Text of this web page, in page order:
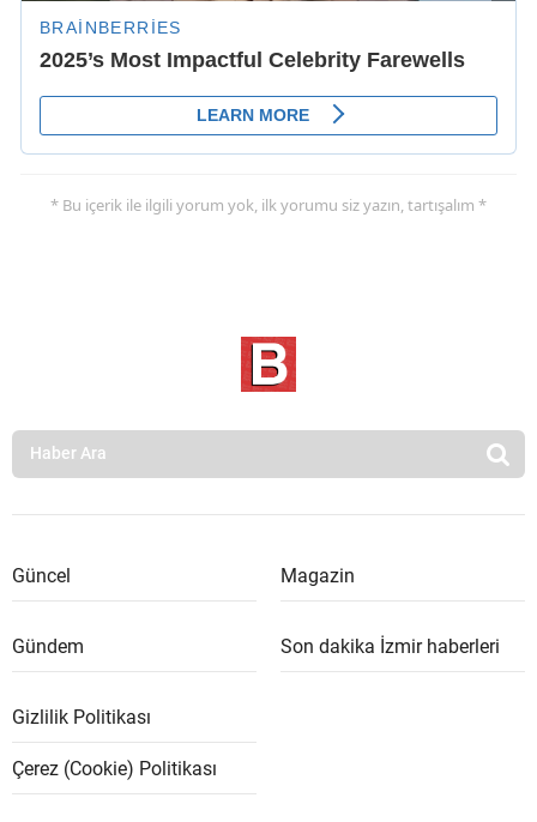
* Bu içerik ile ilgili yorum yok, ilk yorumu siz yazın, tartışalım *
Güncel Magazin
Gündem Son dakika İzmir haberleri
Gizlilik Politikası
Çerez (Cookie) Politikası